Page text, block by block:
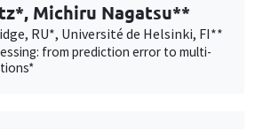
Michiru Nagatsu**
RU*, Université de Helsinki, FI**
from prediction error to multi-